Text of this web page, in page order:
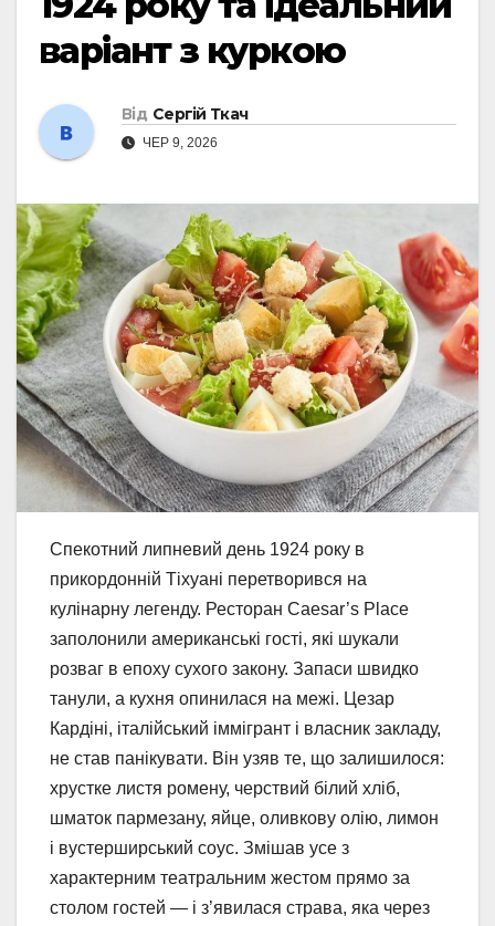
варіант з куркою
Від Сергій Ткач
ЧЕР 9, 2026
Спекотний липневий день 1924 року в
прикордонній Тіхуані перетворився на
кулінарну легенду. Ресторан Caesar’s Place
заполонили американські гості, які шукали
розваг в епоху сухого закону. Запаси швидко
танули, а кухня опинилася на межі. Цезар
Кардіні, італійський іммігрант і власник закладу,
не став панікувати. Він узяв те, що залишилося:
хрустке листя ромену, черствий білий хліб,
шматок пармезану, яйце, оливкову олію, лимон
і вустерширський соус. Змішав усе з
характерним театральним жестом прямо за
столом гостей — і з’явилася страва, яка через